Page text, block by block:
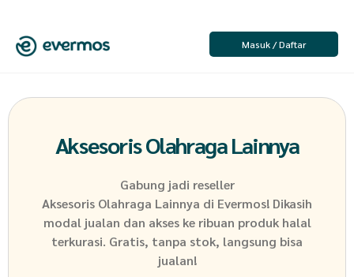
Masuk / Daftar
Aksesoris Olahraga Lainnya
Gabung jadi reseller
Aksesoris Olahraga Lainnya di Evermos! Dikasih
modal jualan dan akses ke ribuan produk halal
terkurasi. Gratis, tanpa stok, langsung bisa
jualan!